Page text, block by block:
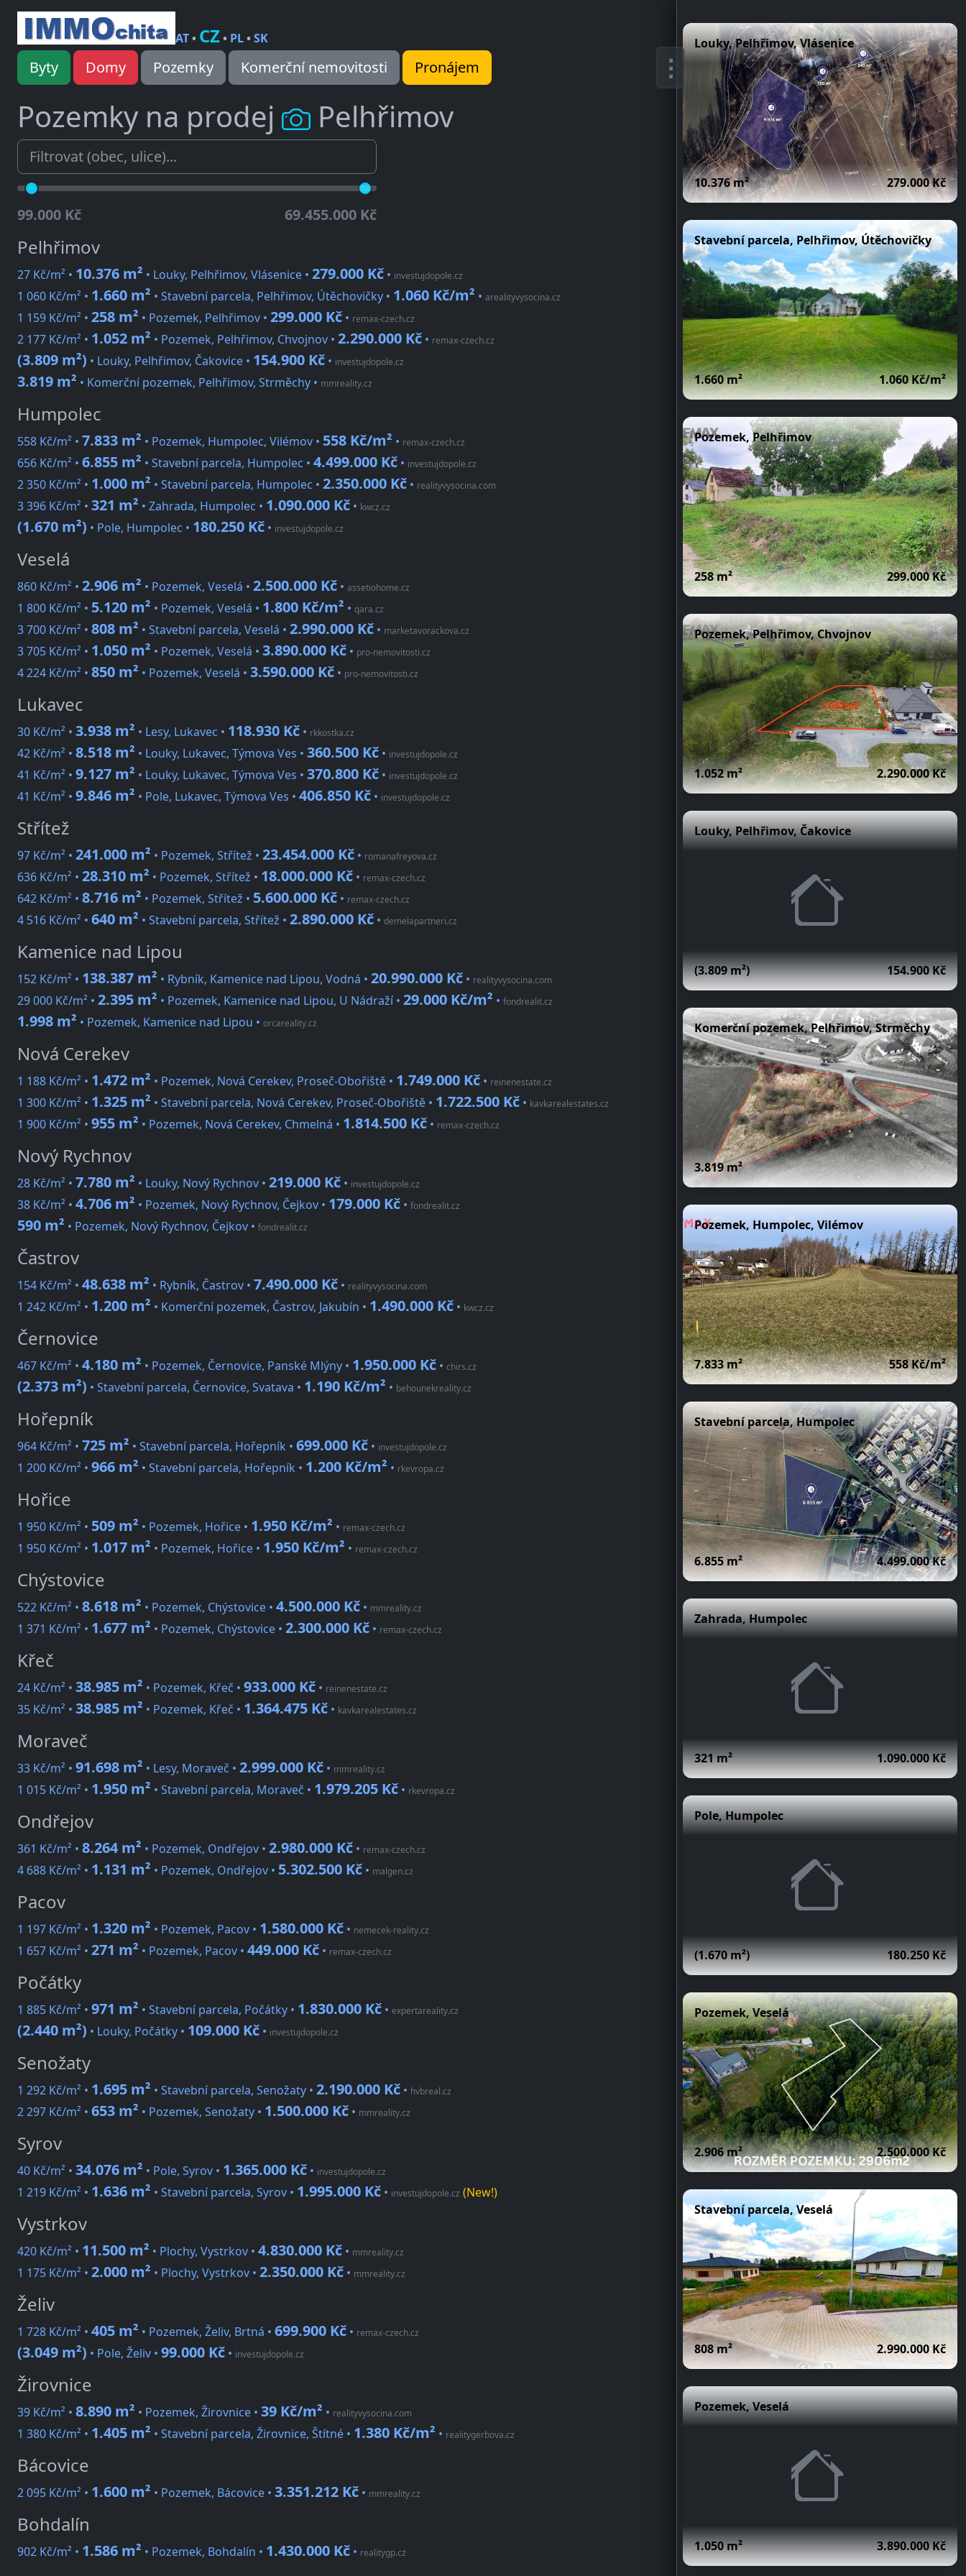
AT• CZ• PL•SK
Byty Domy Pozemky Komerční nemovitosti Pronájem
Pozemky na prodej Pelhřimov
99.000 Kč 69.455.000 Kč
Pelhřimov
27 Kč/m² • 10.376 m² • Louky, Pelhřimov, Vlásenice • 279.000 Kč • investujdopole.cz
1 060 Kč/m² • 1.660 m² • Stavební parcela, Pelhřimov, Útěchovičky • 1.060 Kč/m² • arealityvysocina.cz
1 159 Kč/m² • 258 m² • Pozemek, Pelhřimov • 299.000 Kč • remax-czech.cz
2 177 Kč/m² • 1.052 m² • Pozemek, Pelhřimov, Chvojnov • 2.290.000 Kč • remax-czech.cz
(3.809 m²) • Louky, Pelhřimov, Čakovice • 154.900 Kč • investujdopole.cz
3.819 m² • Komerční pozemek, Pelhřimov, Strměchy • mmreality.cz
Humpolec
558 Kč/m² • 7.833 m² • Pozemek, Humpolec, Vilémov • 558 Kč/m² • remax-czech.cz
656 Kč/m² • 6.855 m² • Stavební parcela, Humpolec • 4.499.000 Kč • investujdopole.cz
2 350 Kč/m² • 1.000 m² • Stavební parcela, Humpolec • 2.350.000 Kč • realityvysocina.com
3 396 Kč/m² • 321 m² • Zahrada, Humpolec • 1.090.000 Kč • kwcz.cz
(1.670 m²) • Pole, Humpolec • 180.250 Kč • investujdopole.cz
Veselá
860 Kč/m² • 2.906 m² • Pozemek, Veselá • 2.500.000 Kč • assetiohome.cz
1 800 Kč/m² • 5.120 m² • Pozemek, Veselá • 1.800 Kč/m² • qara.cz
3 700 Kč/m² • 808 m² • Stavební parcela, Veselá • 2.990.000 Kč • marketavorackova.cz
3 705 Kč/m² • 1.050 m² • Pozemek, Veselá • 3.890.000 Kč • pro-nemovitosti.cz
4 224 Kč/m² • 850 m² • Pozemek, Veselá • 3.590.000 Kč • pro-nemovitosti.cz
Lukavec
30 Kč/m² • 3.938 m² • Lesy, Lukavec • 118.930 Kč • rkkostka.cz
42 Kč/m² • 8.518 m² • Louky, Lukavec, Týmova Ves • 360.500 Kč • investujdopole.cz
41 Kč/m² • 9.127 m² • Louky, Lukavec, Týmova Ves • 370.800 Kč • investujdopole.cz
41 Kč/m² • 9.846 m² • Pole, Lukavec, Týmova Ves • 406.850 Kč • investujdopole.cz
Střítež
97 Kč/m² • 241.000 m² • Pozemek, Střítež • 23.454.000 Kč • romanafreyova.cz
636 Kč/m² • 28.310 m² • Pozemek, Střítež • 18.000.000 Kč • remax-czech.cz
642 Kč/m² • 8.716 m² • Pozemek, Střítež • 5.600.000 Kč • remax-czech.cz
4 516 Kč/m² • 640 m² • Stavební parcela, Střítež • 2.890.000 Kč • demelapartneri.cz
Kamenice nad Lipou
152 Kč/m² • 138.387 m² • Rybník, Kamenice nad Lipou, Vodná • 20.990.000 Kč • realityvysocina.com
29 000 Kč/m² • 2.395 m² • Pozemek, Kamenice nad Lipou, U Nádraží • 29.000 Kč/m² • fondrealit.cz
1.998 m² • Pozemek, Kamenice nad Lipou • orcareality.cz
Nová Cerekev
1 188 Kč/m² • 1.472 m² • Pozemek, Nová Cerekev, Proseč-Obořiště • 1.749.000 Kč • reinenestate.cz
1 300 Kč/m² • 1.325 m² • Stavební parcela, Nová Cerekev, Proseč-Obořiště • 1.722.500 Kč • kavkarealestates.cz
1 900 Kč/m² • 955 m² • Pozemek, Nová Cerekev, Chmelná • 1.814.500 Kč • remax-czech.cz
Nový Rychnov
28 Kč/m² • 7.780 m² • Louky, Nový Rychnov • 219.000 Kč • investujdopole.cz
38 Kč/m² • 4.706 m² • Pozemek, Nový Rychnov, Čejkov • 179.000 Kč • fondrealit.cz
590 m² • Pozemek, Nový Rychnov, Čejkov • fondrealit.cz
Častrov
154 Kč/m² • 48.638 m² • Rybník, Častrov • 7.490.000 Kč • realityvysocina.com
1 242 Kč/m² • 1.200 m² • Komerční pozemek, Častrov, Jakubín • 1.490.000 Kč • kwcz.cz
Černovice
467 Kč/m² • 4.180 m² • Pozemek, Černovice, Panské Mlýny • 1.950.000 Kč • chirs.cz
(2.373 m²) • Stavební parcela, Černovice, Svatava • 1.190 Kč/m² • behounekreality.cz
Hořepník
964 Kč/m² • 725 m² • Stavební parcela, Hořepník • 699.000 Kč • investujdopole.cz
1 200 Kč/m² • 966 m² • Stavební parcela, Hořepník • 1.200 Kč/m² • rkevropa.cz
Hořice
1 950 Kč/m² • 509 m² • Pozemek, Hořice • 1.950 Kč/m² • remax-czech.cz
1 950 Kč/m² • 1.017 m² • Pozemek, Hořice • 1.950 Kč/m² • remax-czech.cz
Chýstovice
522 Kč/m² • 8.618 m² • Pozemek, Chýstovice • 4.500.000 Kč • mmreality.cz
1 371 Kč/m² • 1.677 m² • Pozemek, Chýstovice • 2.300.000 Kč • remax-czech.cz
Křeč
24 Kč/m² • 38.985 m² • Pozemek, Křeč • 933.000 Kč • reinenestate.cz
35 Kč/m² • 38.985 m² • Pozemek, Křeč • 1.364.475 Kč • kavkarealestates.cz
Moraveč
33 Kč/m² • 91.698 m² • Lesy, Moraveč • 2.999.000 Kč • mmreality.cz
1 015 Kč/m² • 1.950 m² • Stavební parcela, Moraveč • 1.979.205 Kč • rkevropa.cz
Ondřejov
361 Kč/m² • 8.264 m² • Pozemek, Ondřejov • 2.980.000 Kč • remax-czech.cz
4 688 Kč/m² • 1.131 m² • Pozemek, Ondřejov • 5.302.500 Kč • malgen.cz
Pacov
1 197 Kč/m² • 1.320 m² • Pozemek, Pacov • 1.580.000 Kč • nemecek-reality.cz
1 657 Kč/m² • 271 m² • Pozemek, Pacov • 449.000 Kč • remax-czech.cz
Počátky
1 885 Kč/m² • 971 m² • Stavební parcela, Počátky • 1.830.000 Kč • expertareality.cz
(2.440 m²) • Louky, Počátky • 109.000 Kč • investujdopole.cz
Senožaty
1 292 Kč/m² • 1.695 m² • Stavební parcela, Senožaty • 2.190.000 Kč • hvbreal.cz
2 297 Kč/m² • 653 m² • Pozemek, Senožaty • 1.500.000 Kč • mmreality.cz
Syrov
40 Kč/m² • 34.076 m² • Pole, Syrov • 1.365.000 Kč • investujdopole.cz
1 219 Kč/m² • 1.636 m² • Stavební parcela, Syrov • 1.995.000 Kč • investujdopole.cz (New!)
Vystrkov
420 Kč/m² • 11.500 m² • Plochy, Vystrkov • 4.830.000 Kč • mmreality.cz
1 175 Kč/m² • 2.000 m² • Plochy, Vystrkov • 2.350.000 Kč • mmreality.cz
Želiv
1 728 Kč/m² • 405 m² • Pozemek, Želiv, Brtná • 699.900 Kč • remax-czech.cz
(3.049 m²) • Pole, Želiv • 99.000 Kč • investujdopole.cz
Žirovnice
39 Kč/m² • 8.890 m² • Pozemek, Žirovnice • 39 Kč/m² • realityvysocina.com
1 380 Kč/m² • 1.405 m² • Stavební parcela, Žirovnice, Štítné • 1.380 Kč/m² • realitygerbova.cz
Bácovice
2 095 Kč/m² • 1.600 m² • Pozemek, Bácovice • 3.351.212 Kč • mmreality.cz
Bohdalín
902 Kč/m² • 1.586 m² • Pozemek, Bohdalín • 1.430.000 Kč • realitygp.cz